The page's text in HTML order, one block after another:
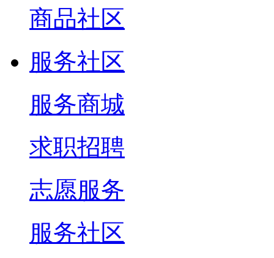
商品社区
服务社区
服务商城
求职招聘
志愿服务
服务社区